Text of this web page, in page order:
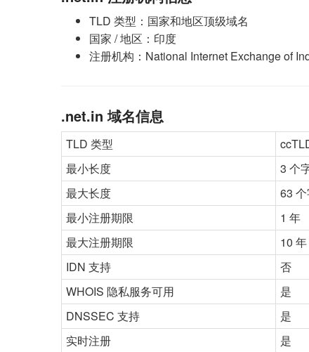
TLD 类型：国家和地区顶级域名
国家 / 地区：印度
注册机构：National Internet Exchange of
.net.in 域名信息
TLD 类型
最小长度
3 个
最大长度
63
最小注册期限
1 年
最大注册期限
10 年
IDN 支持
否
WHOIS 隐私服务可用
是
DNSSEC 支持
是
实时注册
是